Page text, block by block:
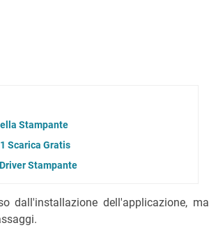
Stampante
Scarica Gratis
Stampante
dall'installazione dell'applicazione, ma